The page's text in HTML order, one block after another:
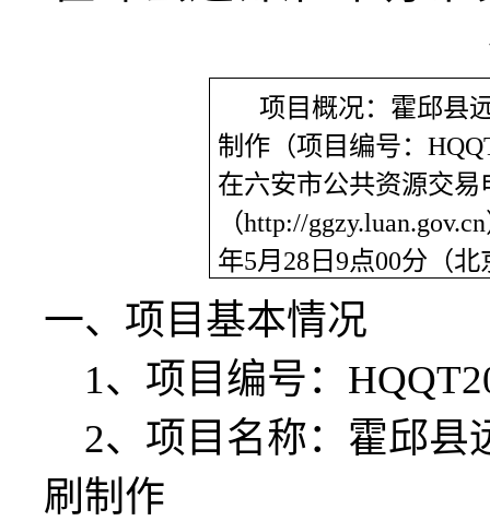
项目概况： 霍邱县
制作 （项目编号：
在六安市公共资源交易
（http://
年5月 28 日9点00分 （
一、项目基本情况
1、项目编号：
2、项目名称： 霍邱县
刷制作